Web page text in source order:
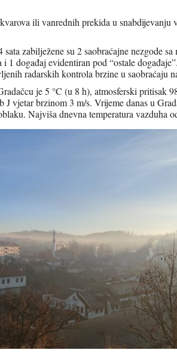
ili vanrednih prekida u snabdijevanju
zabilježene su 2 saobraćajne nezgode
1 događaj evidentiran pod “ostale događaje”.
radarskih kontrola brzine u saobraćaju
je 5 °C (u 8 h), atmosferski pritisak
J vjetar brzinom 3 m/s. Vrijeme danas u
Najviša dnevna temperatura vazduha